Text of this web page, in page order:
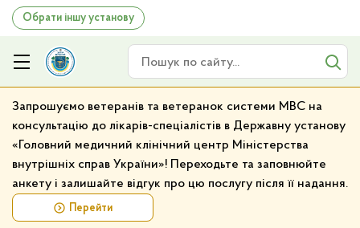
Обрати іншу установу
Запрошуємо ветеранів та ветеранок системи МВС на
консультацію до лікарів-спеціалістів в Державну установу
«Головний медичний клінічний центр Міністерства
внутрішніх справ України»! Переходьте та заповнюйте
анкету і залишайте відгук про цю послугу після її надання.
Перейти